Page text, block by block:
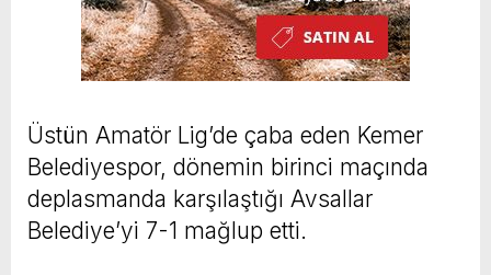
Üstün Amatör Lig’de çaba eden Kemer
Belediyespor, dönemin birinci maçında
deplasmanda karşılaştığı Avsallar
Belediye’yi 7-1 mağlup etti.